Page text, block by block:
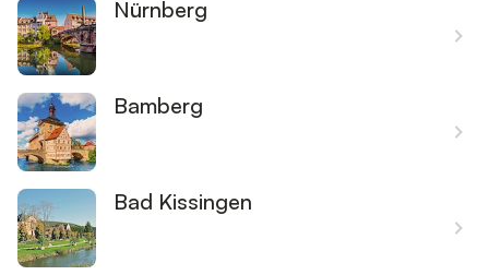
Nürnberg
Bamberg
Bad Kissingen